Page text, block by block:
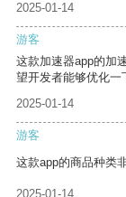
2025-01-14
游客
这款加速器app的加
望开发者能够优化一
2025-01-14
游客
这款app的商品种类
2025-01-14